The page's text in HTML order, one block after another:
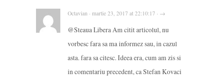
Octavian · martie 23, 2017 at 22:10:17 · →
@Steaua Libera Am citit articolul, nu
vorbesc fara sa ma informez sau, in cazul
asta. fara sa citesc. Ideea era, cum am zis si
in comentariu precedent, ca Stefan Kovaci